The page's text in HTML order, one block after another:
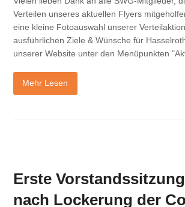
Verteilen unseres aktuellen Flyers
eine kleine Fotoauswahl unserer
ausführlichen Ziele & Wünsche für
unserer Website unter den Menüpunkten
Mehr Lesen
Erste
nach Lockerung der